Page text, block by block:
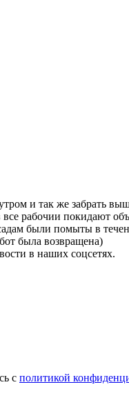
и так же забрать
рабочии покидают
были помыты в
была возвращена)
в наших соцсетях.
с политикой